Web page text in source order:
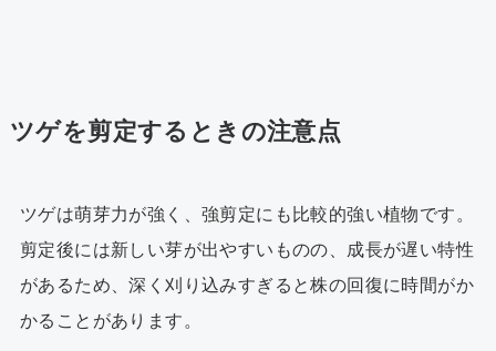
ツゲを剪定するときの注意点
ツゲは萌芽力が強く、強剪定にも比較的強い植物です。
剪定後には新しい芽が出やすいものの、成長が遅い特性
があるため、深く刈り込みすぎると株の回復に時間がか
かることがあります。